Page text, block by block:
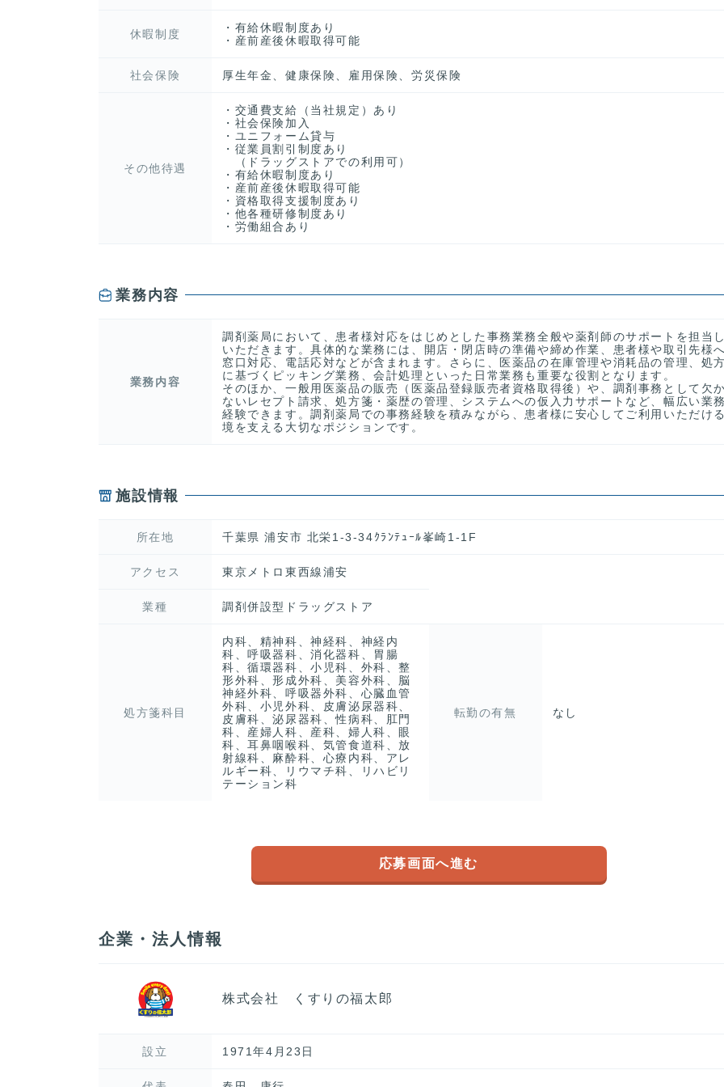
休暇制度
・有給休暇制度あり
・産前産後休暇取得可能
社会保険 厚生年金、健康保険、雇用保険、労災保険
その他待遇
・交通費支給（当社規定）あり
・社会保険加入
・ユニフォーム貸与
・従業員割引制度あり
（ドラッグストアでの利用可）
・有給休暇制度あり
・産前産後休暇取得可能
・資格取得支援制度あり
・他各種研修制度あり
・労働組合あり
業務内容
業務内容
調剤薬局において、患者様対応をはじめとした事務業務全般や薬剤師のサポートを担当
いただきます。具体的な業務には、開店・閉店時の準備や締め作業、患者様や取引先様
窓口対応、電話応対などが含まれます。さらに、医薬品の在庫管理や消耗品の管理、処
に基づくピッキング業務、会計処理といった日常業務も重要な役割となります。
そのほか、一般用医薬品の販売（医薬品登録販売者資格取得後）や、調剤事務として欠
ないレセプト請求、処方箋・薬歴の管理、システムへの仮入力サポートなど、幅広い業
経験できます。調剤薬局での事務経験を積みながら、患者様に安心してご利用いただけ
境を支える大切なポジションです。
施設情報
所在地 千葉県 浦安市 北栄1-3-34ｸﾗﾝﾃｭｰﾙ峯崎1-1F
アクセス 東京メトロ東西線浦安
業種 調剤併設型ドラッグストア
処方箋科目
内科、精神科、神経科、神経内
科、呼吸器科、消化器科、胃腸
科、循環器科、小児科、外科、整
形外科、形成外科、美容外科、脳
神経外科、呼吸器外科、心臓血管
外科、小児外科、皮膚泌尿器科、
皮膚科、泌尿器科、性病科、肛門
科、産婦人科、産科、婦人科、眼
科、耳鼻咽喉科、気管食道科、放
射線科、麻酔科、心療内科、アレ
ルギー科、リウマチ科、リハビリ
テーション科
転勤の有無 なし
応募画面へ進む
企業・法人情報
株式会社 くすりの福太郎
設立 1971年4月23日